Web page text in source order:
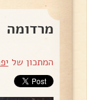
מרדומה
המתכון של